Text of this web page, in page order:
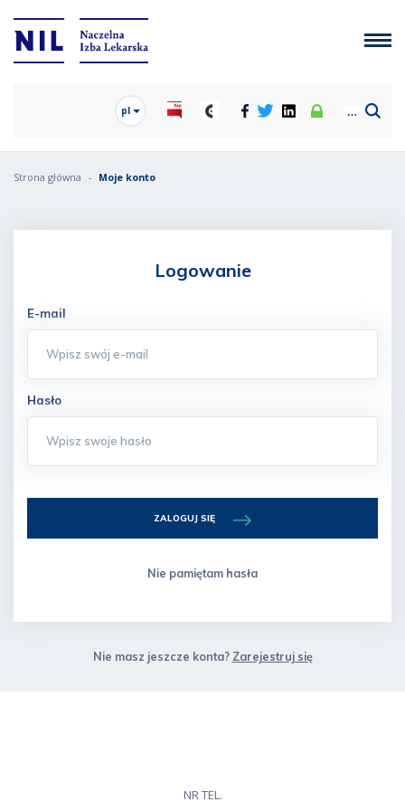
pl
Strona główna Moje konto
Logowanie
E-mail
Hasło
ZALOGUJ SIĘ
Nie pamiętam hasła
Nie masz jeszcze konta? Zarejestruj się
NR TEL.